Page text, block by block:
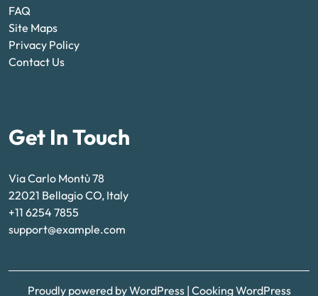
FAQ
Site Maps
Privacy Policy
Contact Us
Get In Touch
Via Carlo Montù 78
22021 Bellagio CO, Italy
+11 6254 7855
support@example.com
Proudly powered by WordPress | Cooking WordPress